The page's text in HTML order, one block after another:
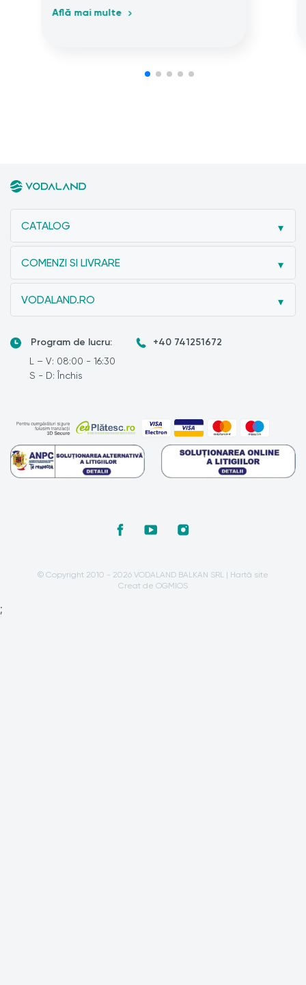
Află mai multe
CATALOG
COMENZI SI LIVRARE
VODALAND.RO
Program de lucru:
L – V: 08:00 - 16:30
S - D: Închis
+40 741251672
© Copyright 2010 - 2026 VODALAND BALKAN SRL | Hartă site
Creat de OGMIOS
;